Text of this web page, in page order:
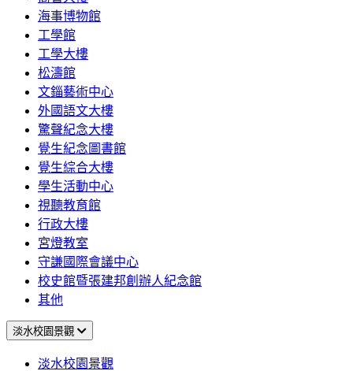
海事博物館
工學館
工學大樓
松濤館
文錙藝術中心
外國語文大樓
驚聲紀念大樓
覺生紀念圖書館
覺生綜合大樓
學生活動中心
視聽教育館
行政大樓
宮燈教室
守謙國際會議中心
校史館暨張建邦創辦人紀念館
其他
淡水校園景觀
淡水校園景觀